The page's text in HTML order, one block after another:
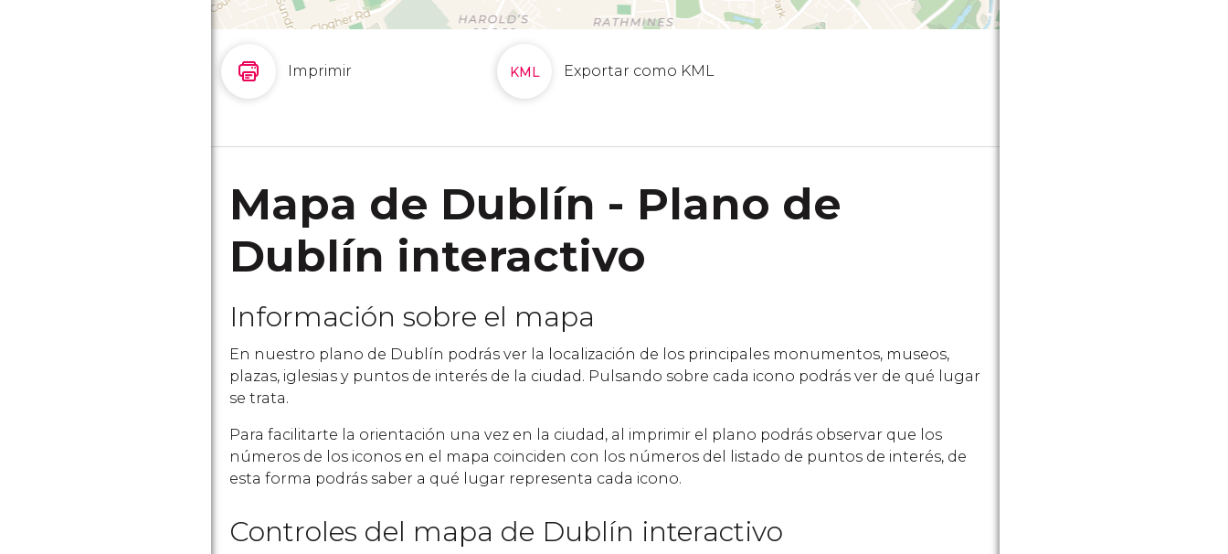
Imprimir Exportar como KML
Mapa de Dublín - Plano de
Dublín interactivo
Información sobre el mapa
En nuestro plano de Dublín podrás ver la localización de los principales monumentos, museos,
plazas, iglesias y puntos de interés de la ciudad. Pulsando sobre cada icono podrás ver de qué lugar
se trata.
Para facilitarte la orientación una vez en la ciudad, al imprimir el plano podrás observar que los
números de los iconos en el mapa coinciden con los números del listado de puntos de interés, de
esta forma podrás saber a qué lugar representa cada icono.
Controles del mapa de Dublín interactivo